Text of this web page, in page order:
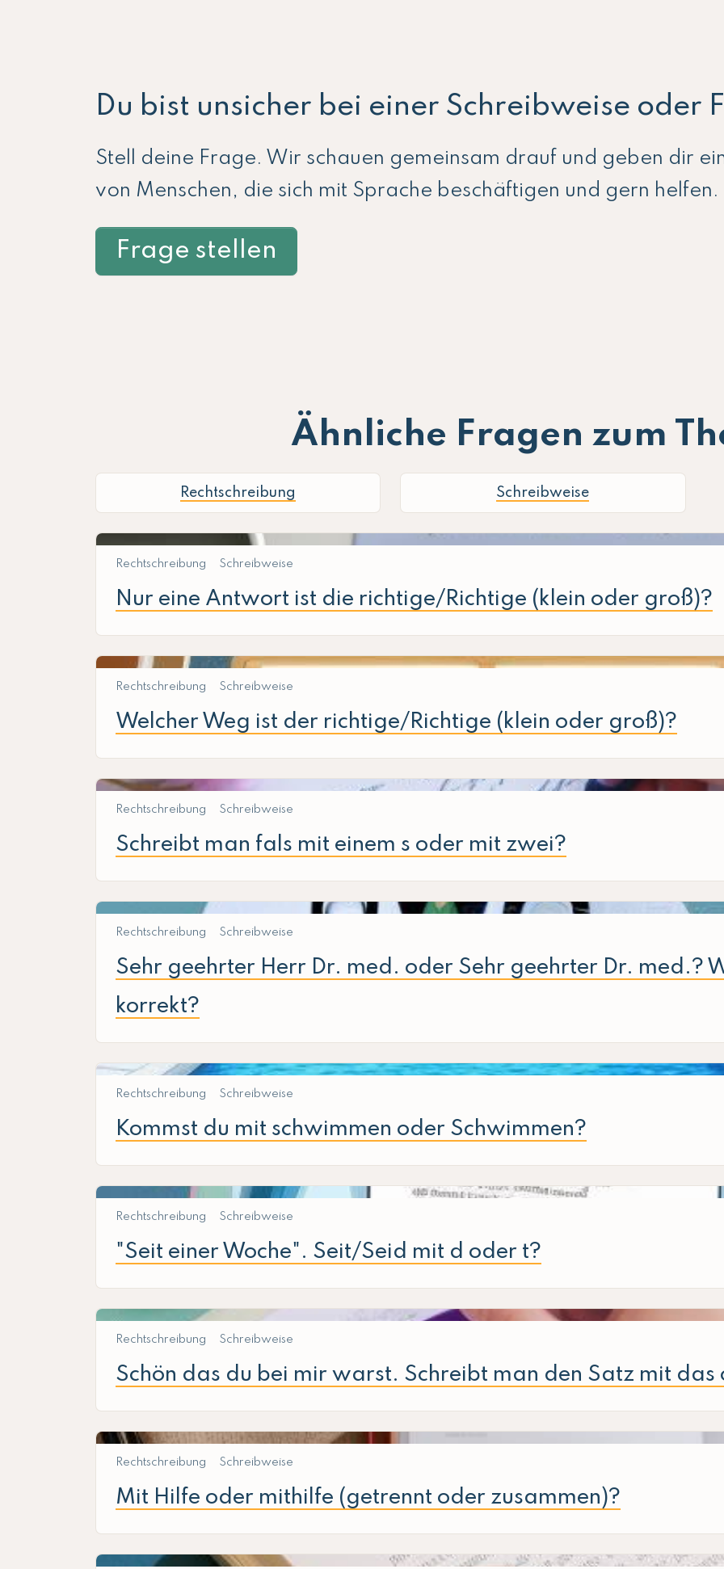
Du bist unsicher bei einer Schreibweise oder
Stell deine Frage. Wir schauen gemeinsam drauf und geben dir
von Menschen, die sich mit Sprache beschäftigen und gern helfen.
Frage stellen
Ähnliche Fragen zum
Rechtschreibung Schreibweise
Rechtschreibung Schreibweise
Nur eine Antwort ist die richtige/Richtige (klein oder groß)?
Rechtschreibung Schreibweise
Welcher Weg ist der richtige/Richtige (klein oder groß)?
Rechtschreibung Schreibweise
Schreibt man fals mit einem s oder mit zwei?
Rechtschreibung Schreibweise
Sehr geehrter Herr Dr. med. oder Sehr geehrter Dr. med.?
korrekt?
Rechtschreibung Schreibweise
Kommst du mit schwimmen oder Schwimmen?
Rechtschreibung Schreibweise
"Seit einer Woche". Seit/Seid mit d oder t?
Rechtschreibung Schreibweise
Schön das du bei mir warst. Schreibt man den Satz mit das
Rechtschreibung Schreibweise
Mit Hilfe oder mithilfe (getrennt oder zusammen)?